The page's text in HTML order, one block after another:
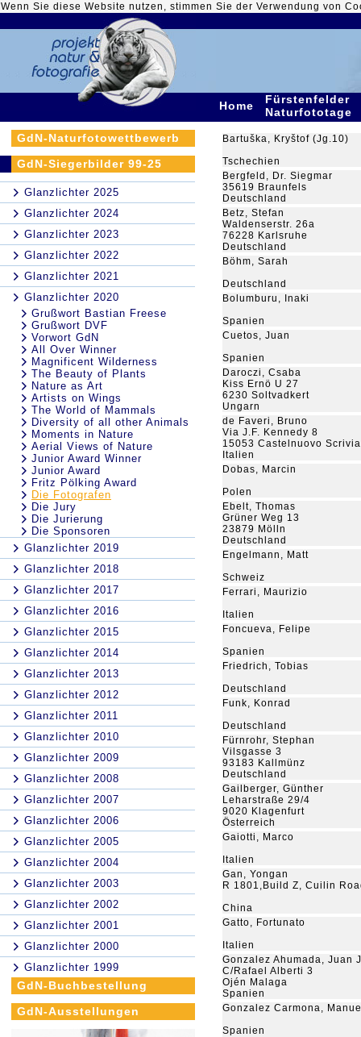
Wenn Sie diese Website nutzen, stimmen Sie der Verwendung von
Home
Fürstenfelder
Naturfototage
GdN-Naturfotowettbewerb
GdN-Siegerbilder 99-25
Glanzlichter 2025
Glanzlichter 2024
Glanzlichter 2023
Glanzlichter 2022
Glanzlichter 2021
Glanzlichter 2020
Grußwort Bastian Freese
Grußwort DVF
Vorwort GdN
All Over Winner
Magnificent Wilderness
The Beauty of Plants
Nature as Art
Artists on Wings
The World of Mammals
Diversity of all other Animals
Moments in Nature
Aerial Views of Nature
Junior Award Winner
Junior Award
Fritz Pölking Award
Die Fotografen
Die Jury
Die Jurierung
Die Sponsoren
Glanzlichter 2019
Glanzlichter 2018
Glanzlichter 2017
Glanzlichter 2016
Glanzlichter 2015
Glanzlichter 2014
Glanzlichter 2013
Glanzlichter 2012
Glanzlichter 2011
Glanzlichter 2010
Glanzlichter 2009
Glanzlichter 2008
Glanzlichter 2007
Glanzlichter 2006
Glanzlichter 2005
Glanzlichter 2004
Glanzlichter 2003
Glanzlichter 2002
Glanzlichter 2001
Glanzlichter 2000
Glanzlichter 1999
GdN-Buchbestellung
GdN-Ausstellungen
Bartuška, Kryštof (Jg.10)
Tschechien
Bergfeld, Dr. Siegmar
35619 Braunfels
Deutschland
Betz, Stefan
Waldenserstr. 26a
76228 Karlsruhe
Deutschland
Böhm, Sarah
Deutschland
Bolumburu, Inaki
Spanien
Cuetos, Juan
Spanien
Daroczi, Csaba
Kiss Ernö U 27
6230 Soltvadkert
Ungarn
de Faveri, Bruno
Via J.F. Kennedy 8
15053 Castelnuovo
Italien
Dobas, Marcin
Polen
Ebelt, Thomas
Grüner Weg 13
23879 Mölln
Deutschland
Engelmann, Matt
Schweiz
Ferrari, Maurizio
Italien
Foncueva, Felipe
Spanien
Friedrich, Tobias
Deutschland
Funk, Konrad
Deutschland
Fürnrohr, Stephan
Vilsgasse 3
93183 Kallmünz
Deutschland
Gailberger, Günther
Leharstraße 29/4
9020 Klagenfurt
Österreich
Gaiotti, Marco
Italien
Gan, Yongan
R 1801,Build Z, Cuilin
China
Gatto, Fortunato
Italien
Gonzalez Ahumada, Juan
C/Rafael Alberti 3
Ojén Malaga
Spanien
Gonzalez Carmona,
Spanien